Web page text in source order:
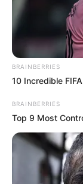
BRAINBERRIES
10 Incredible
BRAINBERRIES
Top 9 Most